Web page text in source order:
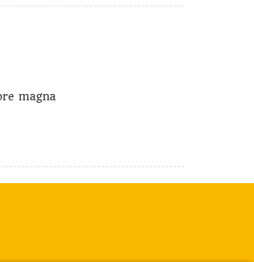
magna